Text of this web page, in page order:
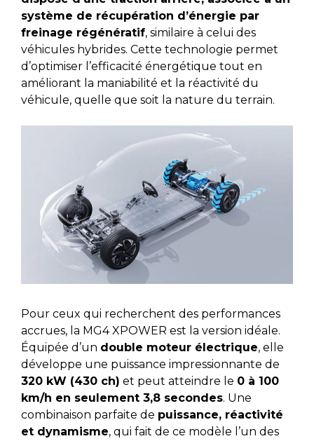
système de récupération d’énergie par
freinage régénératif, similaire à celui des
véhicules hybrides. Cette technologie permet
d’optimiser l’efficacité énergétique tout en
améliorant la maniabilité et la réactivité du
véhicule, quelle que soit la nature du terrain.
Pour ceux qui recherchent des performances
accrues, la MG4 XPOWER est la version idéale.
Équipée d’un double moteur électrique, elle
développe une puissance impressionnante de
320 kW (430 ch) et peut atteindre le 0 à 100
km/h en seulement 3,8 secondes. Une
combinaison parfaite de puissance, réactivité
et dynamisme, qui fait de ce modèle l’un des